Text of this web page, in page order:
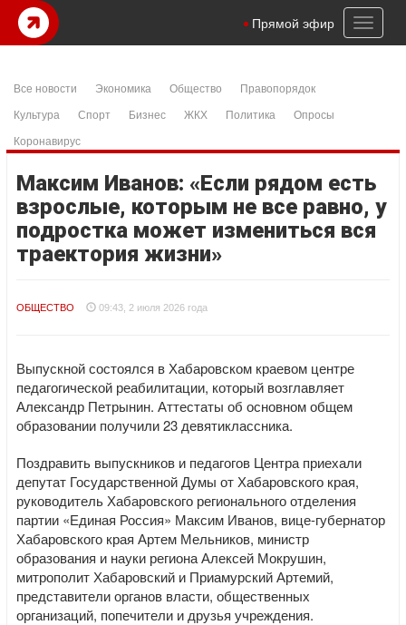
Toggle
Прямой эфир
Все новости Экономика Общество
Правопорядок
Культура
Спорт Бизнес ЖКХ Политика
Опросы
Коронавирус
Максим Иванов: «Если рядом есть
взрослые, которым не все равно, у
подростка может измениться вся
траектория жизни»
ОБЩЕСТВО 09:43, 2 июля 2026 года
Выпускной состоялся в Хабаровском краевом центре
педагогической реабилитации, который возглавляет
Александр Петрынин. Аттестаты об основном общем
образовании получили 23 девятиклассника.
Поздравить выпускников и педагогов Центра приехали
депутат Государственной Думы от Хабаровского края,
руководитель Хабаровского регионального отделения
партии «Единая Россия» Максим Иванов, вице-губернатор
Хабаровского края Артем Мельников, министр
образования и науки региона Алексей Мокрушин,
митрополит Хабаровский и Приамурский Артемий,
представители органов власти, общественных
организаций, попечители и друзья учреждения.